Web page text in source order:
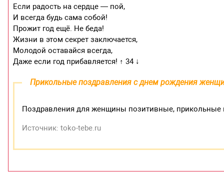
Если радость на сердце — пой,
И всегда будь сама собой!
Прожит год ещё. Hе беда!
Жизни в этом секрет заключается,
Молодой оставайся всегда,
Даже если год прибавляется! ↑ 34 ↓
Прикольные поздравления с днем рождения
Поздравления для женщины позитивные, прикольные
Источник: toko-tebe.ru